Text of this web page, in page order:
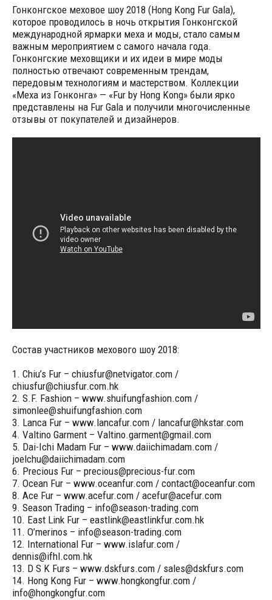
Гонконгское меховое шоу 2018 (Hong Kong Fur Gala),
которое проводилось в ночь открытия Гонконгской
международной ярмарки меха и моды, стало самым
важным мероприятием с самого начала года.
Гонконгские меховщики и их идеи в мире моды
полностью отвечают современным трендам,
передовым технологиям и мастерством. Коллекции
«Меха из Гонконга» — «Fur by Hong Kong» были ярко
представлены на Fur Gala и получили многочисленные
отзывы от покупателей и дизайнеров.
Состав участников мехового шоу 2018:
1. Chiu’s Fur – chiusfur@netvigator.com /
chiusfur@chiusfur.com.hk
2. S.F. Fashion – www.shuifungfashion.com /
simonlee@shuifungfashion.com
3. Lanca Fur – www.lancafur.com / lancafur@hkstar.com
4. Valtino Garment – Valtino.garment@gmail.com
5. Dai-Ichi Madam Fur – www.daiichimadam.com /
joelchu@daiichimadam.com
6. Precious Fur – precious@precious-fur.com
7. Ocean Fur – www.oceanfur.com / contact@oceanfur.com
8. Ace Fur – www.acefur.com / acefur@acefur.com
9. Season Trading – info@season-trading.com
10. East Link Fur – eastlink@eastlinkfur.com.hk
11. O’merinos – info@season-trading.com
12. International Fur – www.islafur.com /
dennis@ifhl.com.hk
13. D S K Furs – www.dskfurs.com / sales@dskfurs.com
14. Hong Kong Fur – www.hongkongfur.com /
info@hongkongfur.com